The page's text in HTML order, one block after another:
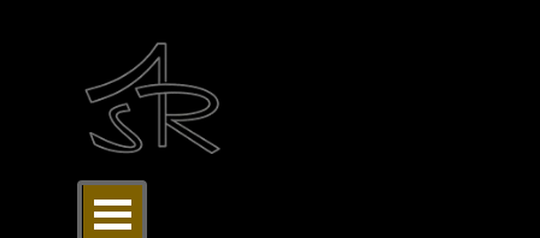
Menü überspringen